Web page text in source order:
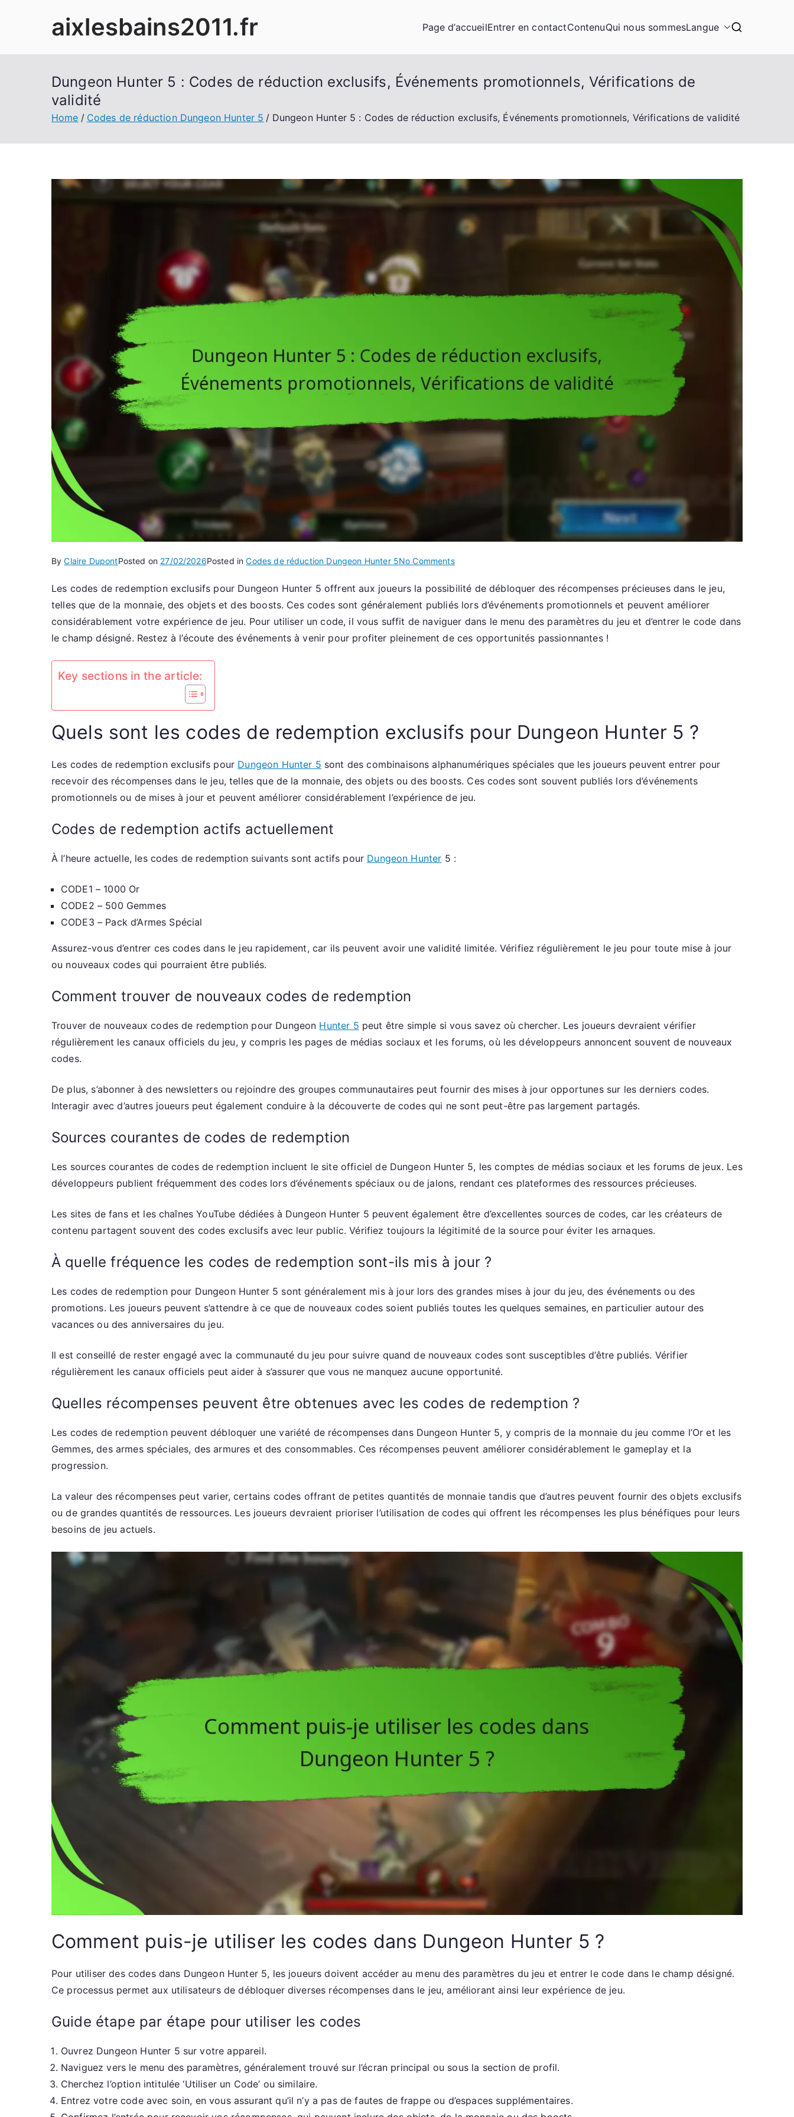
aixlesbains2011.fr Page d’accueilEntrer en contactContenuQui nous sommesLangue
Dungeon Hunter 5 : Codes de réduction exclusifs, Événements promotionnels, Vérifications de
validité
Home Codes de réduction Dungeon Hunter 5 Dungeon Hunter 5 : Codes de réduction exclusifs, Événements promotionnels, Vérifications de validité
ByClaire DupontPosted on 27/02/2026Posted inCodes de réduction Dungeon Hunter 5No Commentson
Hunter
5
:
Codes
Vérifications
de
Les codes de redemption exclusifs pour Dungeon Hunter 5 offrent aux joueurs la possibilité de débloquer des récompenses précieuses dans le jeu,
telles que de la monnaie, des objets et des boosts. Ces codes sont généralement publiés lors d’événements promotionnels et peuvent améliorer
considérablement votre expérience de jeu. Pour utiliser un code, il vous suffit de naviguer dans le menu des paramètres du jeu et d’entrer le code dans
le champ désigné. Restez à l’écoute des événements à venir pour profiter pleinement de ces opportunités passionnantes !
Key sections in the article:
Quels sont les codes de redemption exclusifs pour Dungeon Hunter 5 ?
Les codes de redemption exclusifs pour Dungeon Hunter 5 sont des combinaisons alphanumériques spéciales que les joueurs peuvent entrer pour
recevoir des récompenses dans le jeu, telles que de la monnaie, des objets ou des boosts. Ces codes sont souvent publiés lors d’événements
promotionnels ou de mises à jour et peuvent améliorer considérablement l’expérience de jeu.
Codes de redemption actifs actuellement
À l’heure actuelle, les codes de redemption suivants sont actifs pour Dungeon Hunter 5 :
CODE1 – 1000 Or
CODE2 – 500 Gemmes
CODE3 – Pack d’Armes Spécial
Assurez-vous d’entrer ces codes dans le jeu rapidement, car ils peuvent avoir une validité limitée. Vérifiez régulièrement le jeu pour toute mise à jour
ou nouveaux codes qui pourraient être publiés.
Comment trouver de nouveaux codes de redemption
Trouver de nouveaux codes de redemption pour Dungeon Hunter 5 peut être simple si vous savez où chercher. Les joueurs devraient vérifier
régulièrement les canaux officiels du jeu, y compris les pages de médias sociaux et les forums, où les développeurs annoncent souvent de nouveaux
codes.
De plus, s’abonner à des newsletters ou rejoindre des groupes communautaires peut fournir des mises à jour opportunes sur les derniers codes.
Interagir avec d’autres joueurs peut également conduire à la découverte de codes qui ne sont peut-être pas largement partagés.
Sources courantes de codes de redemption
Les sources courantes de codes de redemption incluent le site officiel de Dungeon Hunter 5, les comptes de médias sociaux et les forums de jeux. Les
développeurs publient fréquemment des codes lors d’événements spéciaux ou de jalons, rendant ces plateformes des ressources précieuses.
Les sites de fans et les chaînes YouTube dédiées à Dungeon Hunter 5 peuvent également être d’excellentes sources de codes, car les créateurs de
contenu partagent souvent des codes exclusifs avec leur public. Vérifiez toujours la légitimité de la source pour éviter les arnaques.
À quelle fréquence les codes de redemption sont-ils mis à jour ?
Les codes de redemption pour Dungeon Hunter 5 sont généralement mis à jour lors des grandes mises à jour du jeu, des événements ou des
promotions. Les joueurs peuvent s’attendre à ce que de nouveaux codes soient publiés toutes les quelques semaines, en particulier autour des
vacances ou des anniversaires du jeu.
Il est conseillé de rester engagé avec la communauté du jeu pour suivre quand de nouveaux codes sont susceptibles d’être publiés. Vérifier
régulièrement les canaux officiels peut aider à s’assurer que vous ne manquez aucune opportunité.
Quelles récompenses peuvent être obtenues avec les codes de redemption ?
Les codes de redemption peuvent débloquer une variété de récompenses dans Dungeon Hunter 5, y compris de la monnaie du jeu comme l’Or et les
Gemmes, des armes spéciales, des armures et des consommables. Ces récompenses peuvent améliorer considérablement le gameplay et la
progression.
La valeur des récompenses peut varier, certains codes offrant de petites quantités de monnaie tandis que d’autres peuvent fournir des objets exclusifs
ou de grandes quantités de ressources. Les joueurs devraient prioriser l’utilisation de codes qui offrent les récompenses les plus bénéfiques pour leurs
besoins de jeu actuels.
Comment puis-je utiliser les codes dans Dungeon Hunter 5 ?
Pour utiliser des codes dans Dungeon Hunter 5, les joueurs doivent accéder au menu des paramètres du jeu et entrer le code dans le champ désigné.
Ce processus permet aux utilisateurs de débloquer diverses récompenses dans le jeu, améliorant ainsi leur expérience de jeu.
Guide étape par étape pour utiliser les codes
Ouvrez Dungeon Hunter 5 sur votre appareil.
Naviguez vers le menu des paramètres, généralement trouvé sur l’écran principal ou sous la section de profil.
Cherchez l’option intitulée ‘Utiliser un Code’ ou similaire.
Entrez votre code avec soin, en vous assurant qu’il n’y a pas de fautes de frappe ou d’espaces supplémentaires.